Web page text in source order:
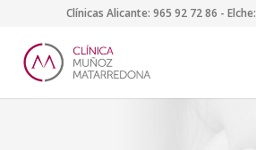
Clínicas Alicante: 965 92 72 86 - Elche: